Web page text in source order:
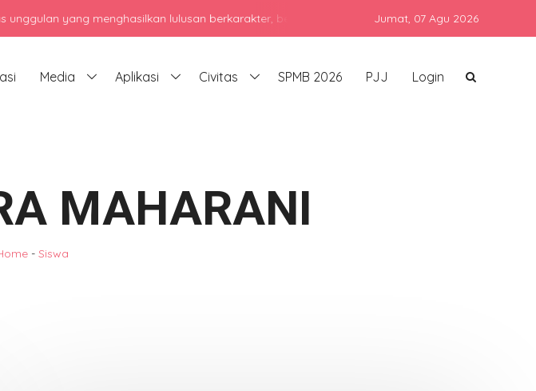
yang menghasilkan lulusan berkarakter, berprestasi, dan siap bersaing di era global dengan
Jumat, 07 Agu 2026
Media Aplikasi Civitas SPMB 2026 PJJ Login
MAHARANI
- Siswa